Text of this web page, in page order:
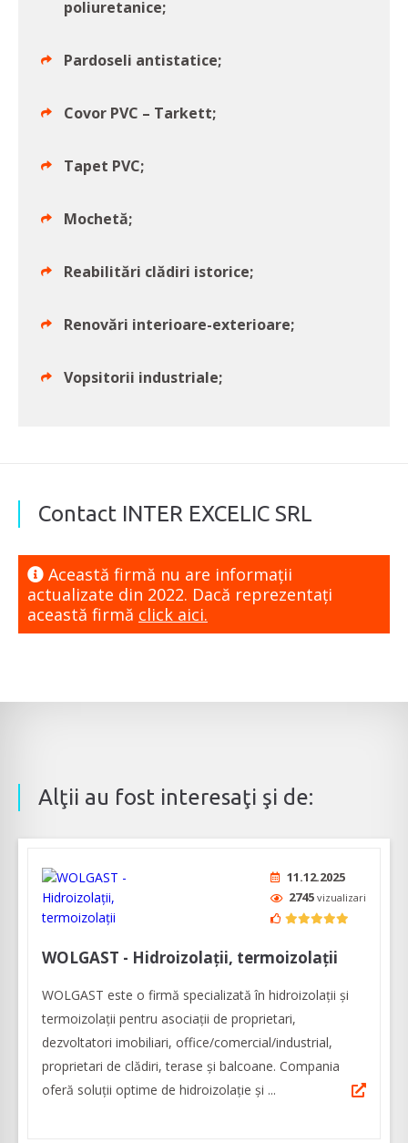
poliuretanice;
Pardoseli antistatice;
Covor PVC – Tarkett;
Tapet PVC;
Mochetă;
Reabilitări clădiri istorice;
Renovări interioare-exterioare;
Vopsitorii industriale;
Contact INTER EXCELIC SRL
Această firmă nu are informaţii
actualizate din 2022. Dacă reprezentaţi
această firmă click aici.
Alţii au fost interesaţi şi de:
11.12.2025
2745 vizualizari
WOLGAST - Hidroizolații, termoizolații
WOLGAST este o firmă specializată în hidroizolații și
termoizolații pentru asociații de proprietari,
dezvoltatori imobiliari, office/comercial/industrial,
proprietari de clădiri, terase și balcoane. Compania
oferă soluții optime de hidroizolație și ...